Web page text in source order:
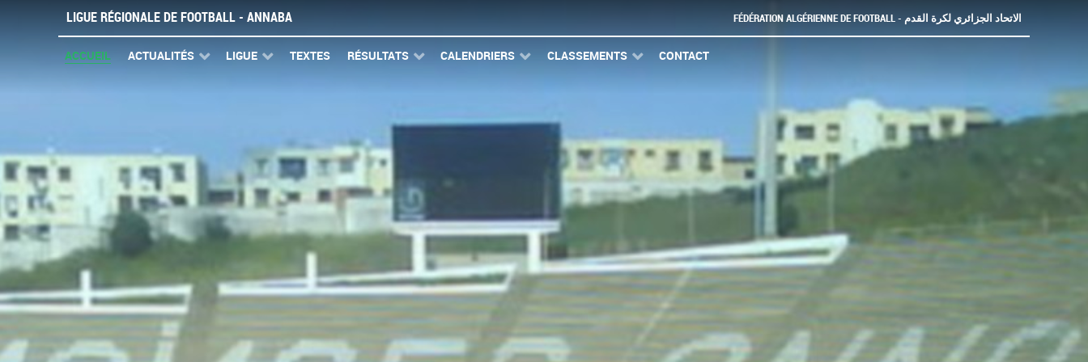
LIGUE RÉGIONALE DE FOOTBALL - ANNABA FÉDÉRATION ALGÉRIENNE DE FOOTBALL - الاتحاد الجزائري لكرة القدم
ACCUEIL ACTUALITÉS LIGUE TEXTES RÉSULTATS CALENDRIERS CLASSEMENTS CONTACT